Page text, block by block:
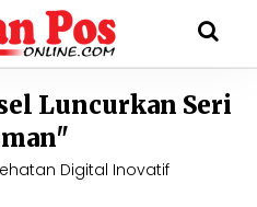
Luncurkan Seri
Digital Inovatif